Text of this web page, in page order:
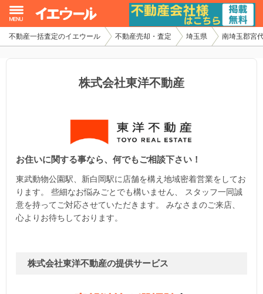
不動産一括査定のイエウール 不動産売却・査定 埼玉県 南埼玉郡宮
株式会社東洋不動産
お住いに関する事なら、何でもご相談下さい！
東武動物公園駅、新白岡駅に店舗を構え地域密着営業をしてお
ります。 些細なお悩みごとでも構いません、 スタッフ一同誠
意を持ってご対応させていただきます。 みなさまのご来店、
心よりお待ちしております。
株式会社東洋不動産の提供サービス
イエウール加盟希望の不動産会社様
家査定シミュレーター
お問い合わせ